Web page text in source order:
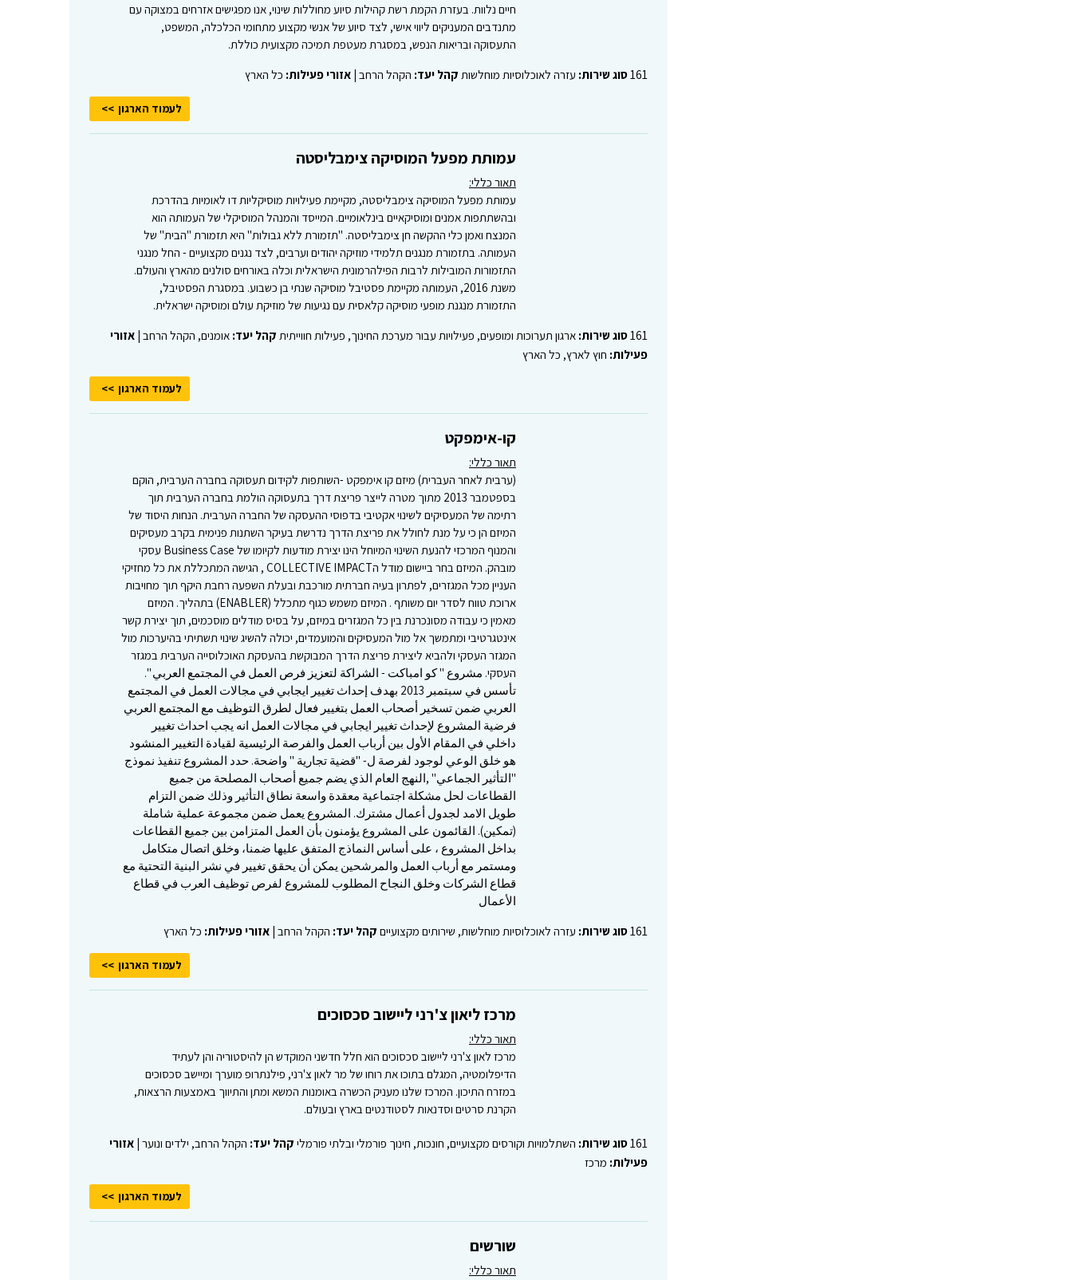
חיים נלוות. בעזרת הקמת רשת קהילות סיוע מחוללות שינוי, אנו מפגישים אזרחים במצוקה עם
מתנדבים המעניקים ליווי אישי, לצד סיוע של אנשי מקצוע מתחומי הכלכלה, המשפט,
התעסוקה ובריאות הנפש, במסגרת מעטפת תמיכה מקצועית כוללת.
161סוג שירות: עזרה לאוכלוסיות מוחלשות קהל יעד: הקהל הרחב | אזורי פעילות: כל הארץ
לעמוד הארגון
עמותת מפעל המוסיקה צימבליסטה
תאור כללי:
עמותת מפעל המוסיקה צימבליסטה, מקיימת פעילויות מוסיקליות דו לאומיות בהדרכת
ובהשתתפות אמנים ומוסיקאיים בינלאומיים. המייסד והמנהל המוסיקלי של העמותה הוא
המנצח ואמן כלי ההקשה חן צימבליסטה. "תזמורת ללא גבולות" היא תזמורת "הבית" של
העמותה. בתזמורת מנגנים תלמידי מוזיקה יהודים וערבים, לצד נגנים מקצועיים - החל מנגני
התזמורות המובילות לרבות הפילהרמונית הישראלית וכלה באורחים סולנים מהארץ והעולם.
משנת 2016, העמותה מקיימת פסטיבל מוסיקה שנתי בן כשבוע. במסגרת הפסטיבל,
התזמורת מנגנת מופעי מוסיקה קלאסית עם נגיעות של מוזיקת עולם ומוסיקה ישראלית.
161סוג שירות: ארגון תערוכות ומופעים, פעילויות עבור מערכת החינוך, פעילות חווייתית קהל יעד: אומנים, הקהל הרחב | אזורי
פעילות: חוץ לארץ, כל הארץ
לעמוד הארגון
קו-אימפקט
תאור כללי:
(ערבית לאחר העברית) מיזם קו אימפקט -השותפות לקידום תעסוקה בחברה הערבית, הוקם
בספטמבר 2013 מתוך מטרה לייצר פריצת דרך בתעסוקה הולמת בחברה הערבית תוך
רתימה של המעסיקים לשינוי אקטיבי בדפוסי ההעסקה של החברה הערבית. הנחות היסוד של
המיזם הן כי על מנת לחולל את פריצת הדרך נדרשת בעיקר השתנות פנימית בקרב מעסיקים
והמנוף המרכזי להנעת השינוי המיוחל הינו יצירת מודעות לקיומו של Business Case עסקי
מובהק. המיזם בחר ביישום מודל הCOLLECTIVE IMPACT , הגישה המתכללת את כל מחזיקי
העניין מכל המגזרים, לפתרון בעיה חברתית מורכבת ובעלת השפעה רחבת היקף תוך מחויבות
ארוכת טווח לסדר יום משותף . המיזם משמש כגוף מתכלל (ENABLER) בתהליך. המיזם
מאמין כי עבודה מסונכרנת בין כל המגזרים במיזם, על בסיס מודלים מוסכמים, תוך יצירת קשר
אינטגרטיבי ומתמשך אל מול המעסיקים והמועמדים, יכולה להשיג שינוי תשתיתי בהיערכות מול
המגזר העסקי ולהביא ליצירת פריצת הדרך המבוקשת בהעסקת האוכלוסייה הערבית במגזר
העסקי. مشروع " كو امباكت - الشراكة لتعزيز فرص العمل في المجتمع العربي ".
تأسس في سبتمبر 2013 بهدف إحداث تغيير ايجابي في مجالات العمل في المجتمع
العربي ضمن تسخير أصحاب العمل بتغيير فعال لطرق التوظيف مع المجتمع العربي
فرضية المشروع لإحداث تغيير ايجابي في مجالات العمل انه يجب احداث تغيير
داخلي في المقام الأول بين أرباب العمل والفرصة الرئيسية لقيادة التغيير المنشود
هو خلق الوعي لوجود لفرصة ل- "قضية تجارية " واضحة. حدد المشروع تنفيذ نموذج
"التأثير الجماعي" ,النهج العام الذي يضم جميع أصحاب المصلحة من جميع
القطاعات لحل مشكلة اجتماعية معقدة واسعة نطاق التأثير وذلك ضمن التزام
طويل الامد لجدول أعمال مشترك. المشروع يعمل ضمن مجموعة عملية شاملة
(تمكين). القائمون على المشروع يؤمنون بأن العمل المتزامن بين جميع القطاعات
بداخل المشروع ، على أساس النماذج المتفق عليها ضمنا، وخلق اتصال متكامل
ومستمر مع أرباب العمل والمرشحين يمكن أن يحقق تغيير في نشر البنية التحتية مع
قطاع الشركات وخلق النجاح المطلوب للمشروع لفرص توظيف العرب في قطاع
الأعمال
161סוג שירות: עזרה לאוכלוסיות מוחלשות, שירותים מקצועיים קהל יעד: הקהל הרחב | אזורי פעילות: כל הארץ
לעמוד הארגון
מרכז ליאון צ'רני ליישוב סכסוכים
תאור כללי:
מרכז לאון צ'רני ליישוב סכסוכים הוא חלל חדשני המוקדש הן להיסטוריה והן לעתיד
הדיפלומטיה, המגלם בתוכו את רוחו של מר לאון צ'רני, פילנתרופ מוערך ומיישב סכסוכים
במזרח התיכון. המרכז שלנו מעניק הכשרה באומנות המשא ומתן והתיווך באמצעות הרצאות,
הקרנת סרטים וסדנאות לסטודנטים בארץ ובעולם.
161סוג שירות: השתלמויות וקורסים מקצועיים, חונכות, חינוך פורמלי ובלתי פורמלי קהל יעד: הקהל הרחב, ילדים ונוער | אזורי
פעילות: מרכז
לעמוד הארגון
שורשים
תאור כללי: